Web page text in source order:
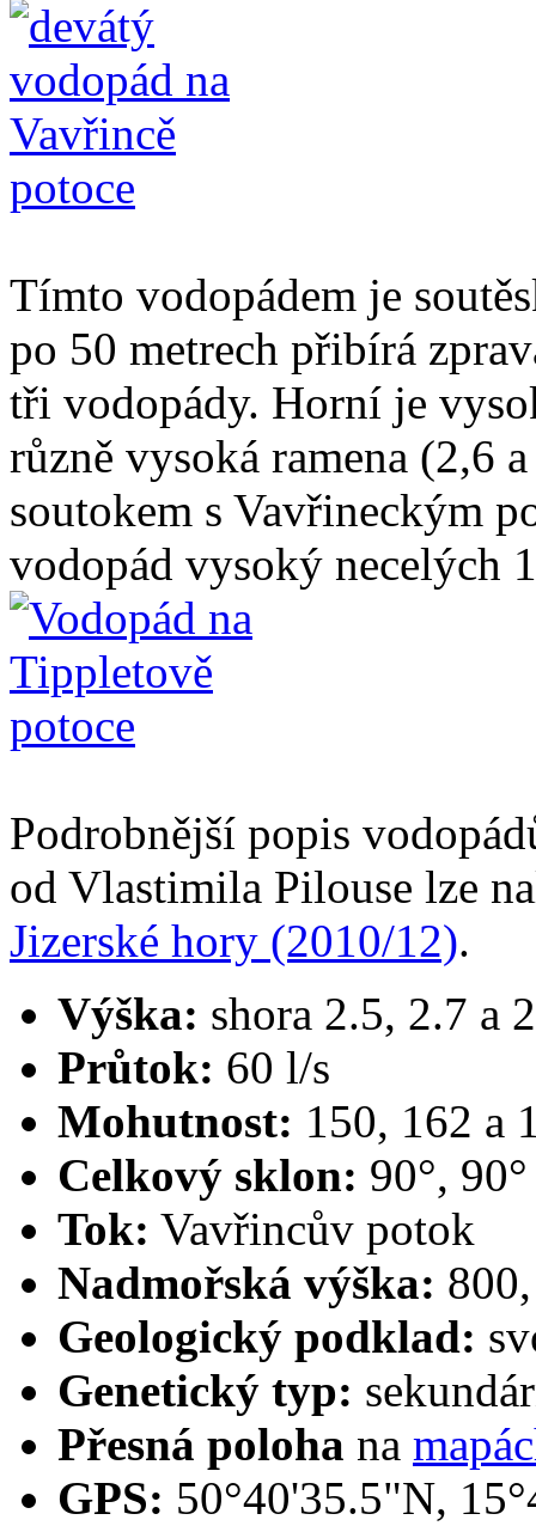
Tímto vodopádem je
po 50 metrech přibírá
tři vodopády. Horní je
různě vysoká ramena (2,6
soutokem s Vavřineckým
vodopád vysoký necelých
Podrobnější popis
od Vlastimila Pilouse lze
Jizerské hory (2010/12).
Výška: shora 2.5, 2.7 a
Průtok: 60 l/s
Mohutnost: 150, 162 a
Celkový sklon: 90°,
Tok: Vavřincův potok
Nadmořská výška:
Geologický podklad:
Genetický typ:
Přesná poloha na
GPS: 50°40'35.5"N,